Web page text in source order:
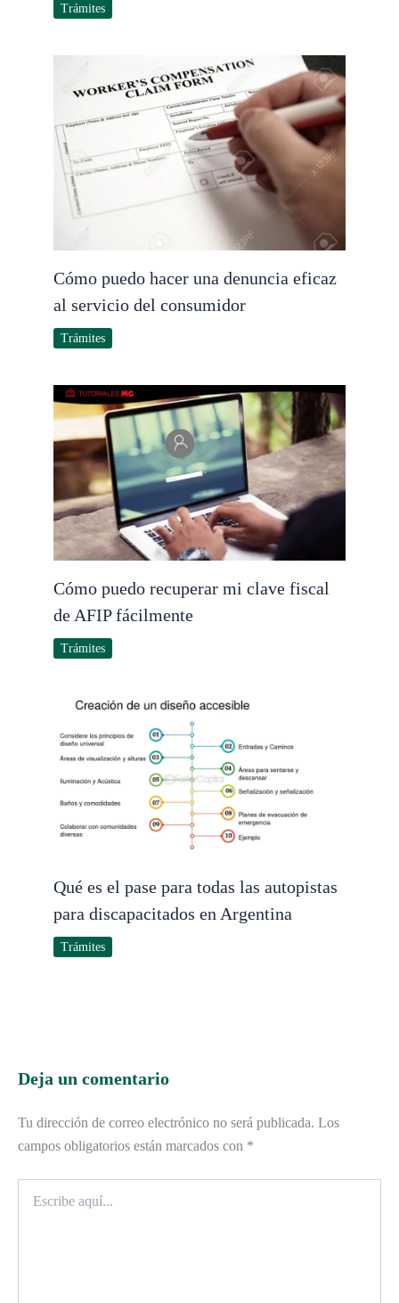
Trámites
Cómo puedo hacer una denuncia eficaz
al servicio del consumidor
Trámites
Cómo puedo recuperar mi clave fiscal
de AFIP fácilmente
Trámites
Qué es el pase para todas las autopistas
para discapacitados en Argentina
Trámites
Deja un comentario
Tu dirección de correo electrónico no será publicada. Los
campos obligatorios están marcados con *
aquí...